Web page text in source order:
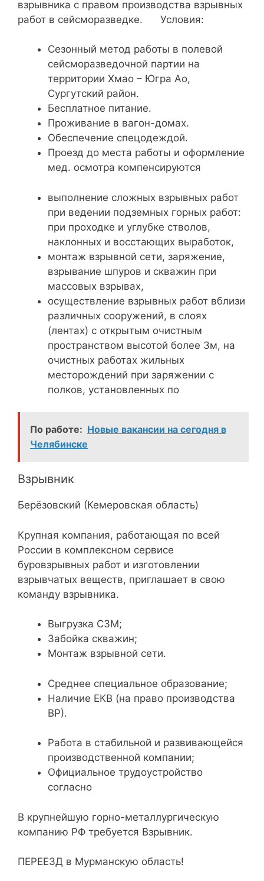
взрывника с правом производства взрывных
работ в сейсморазведке. Условия:
Сезонный метод работы в полевой
сейсморазведочной партии на
территории Хмао – Югра Ао,
Сургутский район.
Бесплатное питание.
Проживание в вагон-домах.
Обеспечение спецодеждой.
Проезд до места работы и оформление
мед. осмотра компенсируются
выполнение сложных взрывных работ
при ведении подземных горных работ:
при проходке и углубке стволов,
наклонных и восстающих выработок,
монтаж взрывной сети, заряжение,
взрывание шпуров и скважин при
массовых взрывах,
осуществление взрывных работ вблизи
различных сооружений, в слоях
(лентах) с открытым очистным
пространством высотой более 3м, на
очистных работах жильных
месторождений при заряжении с
полков, установленных по
По работе: Новые вакансии на сегодня в
Челябинске
Взрывник
Берёзовский (Кемеровская область)‎
Крупная компания, работающая по всей
России в комплексном сервисе
буровзрывных работ и изготовлении
взрывчатых веществ, приглашает в свою
команду взрывника.
​Выгрузка СЗМ;
Забойка скважин;
Монтаж взрывной сети.
​Среднее специальное образование;
Наличие ЕКВ (на право производства
ВР).
​Работа в стабильной и развивающейся
производственной компании;
Официальное трудоустройство
согласно
В крупнейшую горно-металлургическую
компанию РФ требуется Взрывник.
ПЕРЕЕЗД в Мурманскую область!